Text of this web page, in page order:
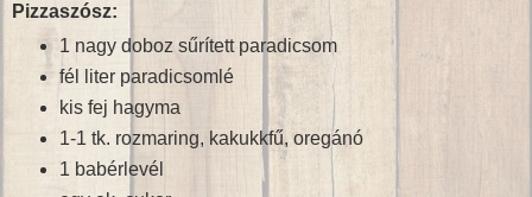
Pizzaszósz:
1 nagy doboz sűrített paradicsom
fél liter paradicsomlé
kis fej hagyma
1-1 tk. rozmaring, kakukkfű, oregánó
1 babérlevél